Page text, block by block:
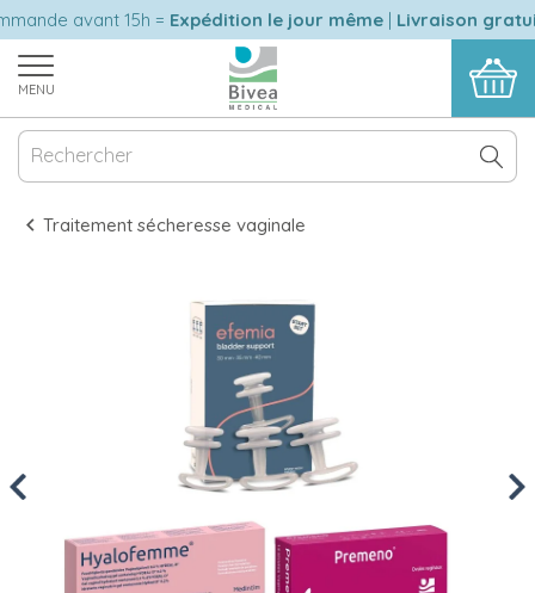
avant 15h = Expédition le jour même|Livraison gratuite
MENU
Traitement sécheresse vaginale
Previous